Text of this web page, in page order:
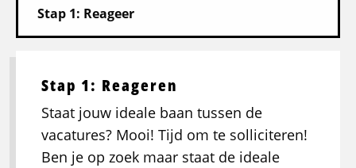
Stap 1: Reageren
Staat jouw ideale baan tussen de
vacatures? Mooi! Tijd om te solliciteren!
Ben je op zoek maar staat de ideale